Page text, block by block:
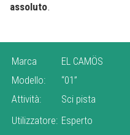
assoluto.
Marca
EL CAMÖS
Modello:
“01”
Attività:
Sci pista
Utilizzatore: Esperto